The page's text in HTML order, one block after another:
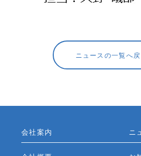
ニュースの一覧へ戻
会社案内 ニ